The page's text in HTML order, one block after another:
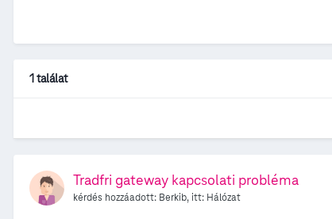
1 találat
Tradfri gateway kapcsolati probléma
kérdés hozzáadott: Berkib, itt: Hálózat